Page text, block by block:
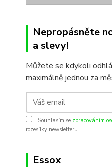
Nepropásněte
a slevy!
Můžete se kdykoli
maximálně jednou za
Souhlasím se zpracováním
rozesílky newsletteru.
Essox